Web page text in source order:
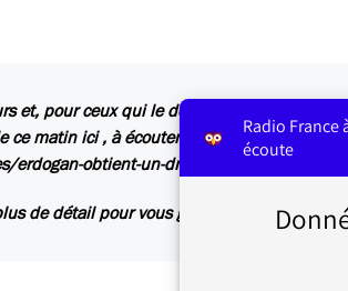
et, pour ceux qui le désirent, les
ce matin ici , à écouter et à lire :
obtient-un-droit-de-censure-sur-les-
de détail pour vous guider : quel thème
Radio France
écoute